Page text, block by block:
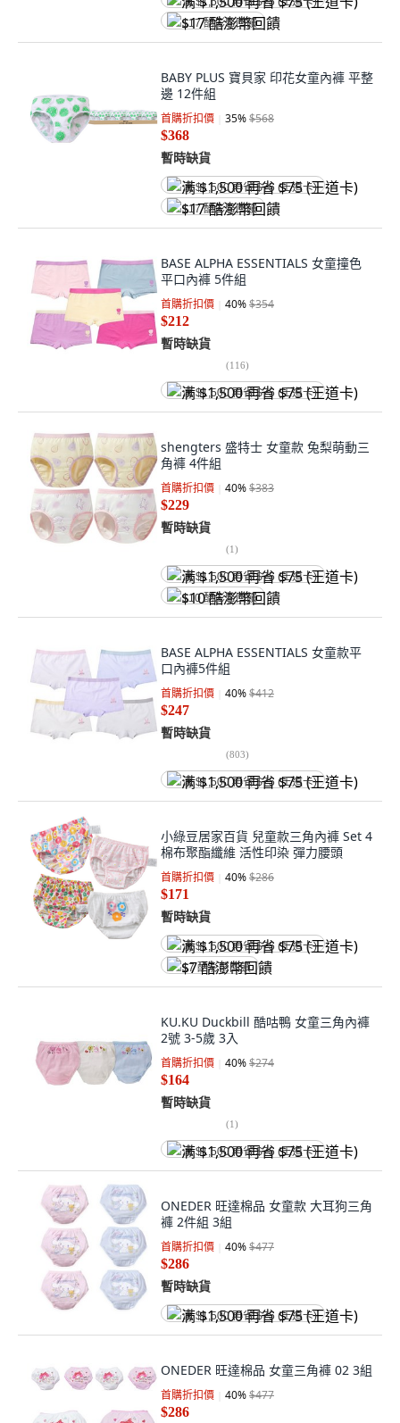
$17 酷澎幣回饋
BABY PLUS 寶貝家 印花女童內褲 平整
邊 12件組
首購折扣價 35%$568
$368
暫時缺貨
满 $1,500 再省 $75 (王道卡)
$17 酷澎幣回饋
BASE ALPHA ESSENTIALS 女童撞色
平口內褲 5件組
首購折扣價 40%$354
$212
暫時缺貨
(116)
满 $1,500 再省 $75 (王道卡)
shengters 盛特士 女童款 兔梨萌動三
角褲 4件組
首購折扣價 40%$383
$229
暫時缺貨
(1)
满 $1,500 再省 $75 (王道卡)
$10 酷澎幣回饋
BASE ALPHA ESSENTIALS 女童款平
口內褲5件組
首購折扣價 40%$412
$247
暫時缺貨
(803)
满 $1,500 再省 $75 (王道卡)
小綠豆居家百貨 兒童款三角內褲 Set 4
棉布聚酯纖維 活性印染 彈力腰頭
首購折扣價 40%$286
$171
暫時缺貨
满 $1,500 再省 $75 (王道卡)
$7 酷澎幣回饋
KU.KU Duckbill 酷咕鴨 女童三角內褲
2號 3-5歲 3入
首購折扣價 40%$274
$164
暫時缺貨
(1)
满 $1,500 再省 $75 (王道卡)
ONEDER 旺達棉品 女童款 大耳狗三角
褲 2件組 3組
首購折扣價 40%$477
$286
暫時缺貨
满 $1,500 再省 $75 (王道卡)
ONEDER 旺達棉品 女童三角褲 02 3組
首購折扣價 40%$477
$286